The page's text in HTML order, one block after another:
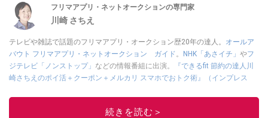
フリマアプリ・ネットオークションの専門家
川崎 さちえ
テレビや雑誌で話題のフリマアプリ・オークション歴20年の達人。 オールア
バウト フリマアプリ・ネットオークション ガイド 。 NHK「あさイチ」 やフ
ジテレビ「ノンストップ」 などの情報番組に出演。
『できるfit 節約の達人川
崎さちえのポイ活＋クーポン＋メルカリ スマホでおトク術』（インプレス
的に稼ぐ！』（翔泳社刊）
続きを読む＞